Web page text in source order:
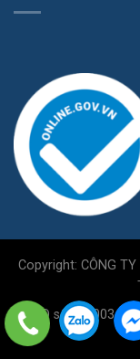
Copyright: CÔNG
GPKD số